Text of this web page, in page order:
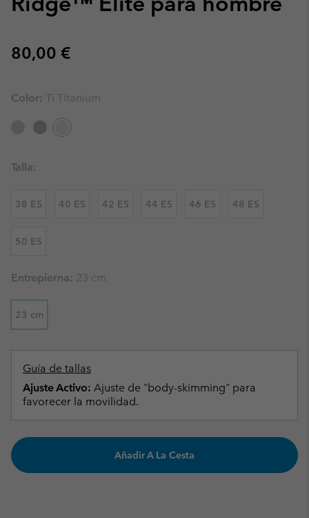
Regular price:
80,00 €
Color: Ti Titanium
Talla:
38 ES 40 ES 42 ES 44 ES 46 ES 48 ES
50 ES
Entrepierna: 23 cm
23 cm
Guía de tallas
Ajuste Activo: Ajuste de "body-skimming" para
favorecer la movilidad.
Añadir A La Cesta